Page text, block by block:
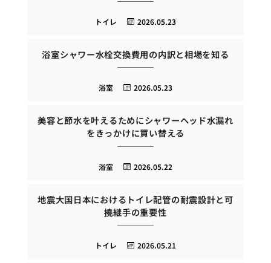
2026.05.23
トイレ
浴室シャワー水栓交換費用の内訳と相場を知る
2026.05.23
浴室
美容と節水を叶えるためにシャワーヘッド水漏れ
をきっかけに買い替える
2026.05.22
浴室
地震大国日本におけるトイレ配管の耐震設計と可
撓継手の重要性
2026.05.21
トイレ